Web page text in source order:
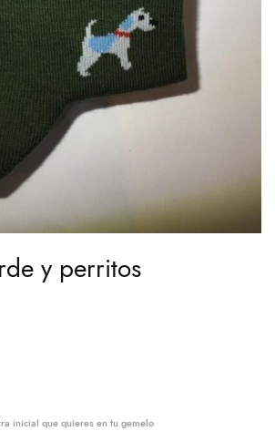
y perritos
inicial que quieres en tu gemelo